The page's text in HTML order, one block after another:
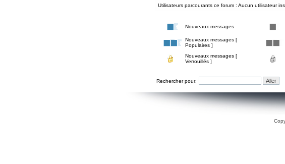
Utilisateurs parcourants ce forum : Aucun utilisateur
Nouveaux messages
Nouveaux messages [
Populaires ]
Nouveaux messages [
Verrouillés ]
Rechercher pour: